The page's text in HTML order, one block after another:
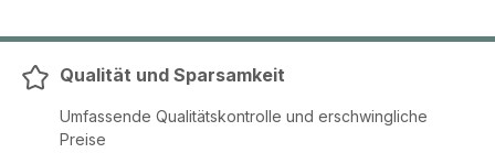
Qualität und Sparsamkeit
Umfassende Qualitätskontrolle und erschwingliche
Preise